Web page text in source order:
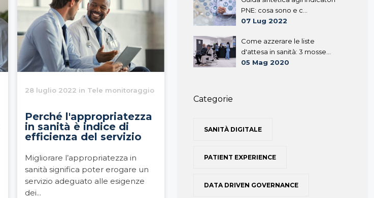
28 luglio 2022 in Tele monitoraggio
Perché l'appropriatezza
in sanità è indice di
efficienza del servizio
Migliorare l’appropriatezza in
sanità significa poter erogare un
servizio adeguato alle esigenze
dei...
PNE: cosa sono e c...
07 Lug 2022
Come azzerare le liste
d'attesa in sanità: 3 mosse...
05 Mag 2020
Categorie
SANITÀ DIGITALE
PATIENT EXPERIENCE
DATA DRIVEN GOVERNANCE